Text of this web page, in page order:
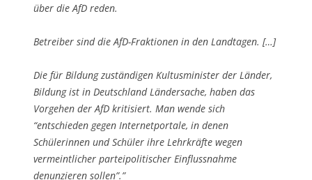
über die AfD reden.
Betreiber sind die AfD-Fraktionen in den Landtagen. […]
Die für Bildung zuständigen Kultusminister der Länder,
Bildung ist in Deutschland Ländersache, haben das
Vorgehen der AfD kritisiert. Man wende sich
“entschieden gegen Internetportale, in denen
Schülerinnen und Schüler ihre Lehrkräfte wegen
vermeintlicher parteipolitischer Einflussnahme
denunzieren sollen”.”